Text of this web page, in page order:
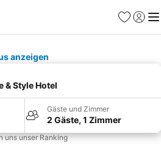
Favoriten
anzeigen
& Style Hotel
Gäste und Zimmer
2 Gäste, 1 Zimmer
uns unser Ranking